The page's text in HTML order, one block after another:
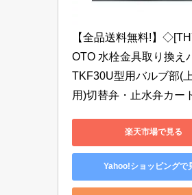
【全品送料無料!】
OTO 水栓金具取り換
TKF30U型用バルブ部(
用)切替弁・止水弁カー
楽天市場で見る
Yahoo!ショッピングで